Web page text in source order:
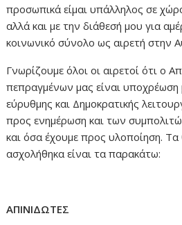
προσωπικά είμαι υπάλληλος σε
αλλά και με την διάθεσή μου για
κοινωνικό σύνολο ως αιρετή στην
Γνωρίζουμε όλοι οι αιρετοί ότι ο
πεπραγμένων μας είναι υποχρέωση
εύρυθμης και Δημοκρατικής
προς ενημέρωση και των
και όσα έχουμε προς υλοποίηση.
ασχολήθηκα είναι τα παρακάτω:
ΑΠΙΝΙΔΩΤΕΣ